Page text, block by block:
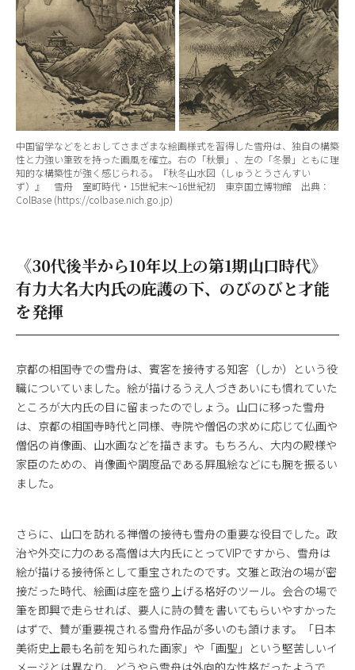
中国留学などをとおしてさまざまな絵画様式を習得した雪舟は、独自の構築
性と力強い筆致を持った画風を確立。右の「秋景」、左の「冬景」ともに理
知的な構築性が強く感じられる。『秋冬山水図（しゅうとうさんすい
ず）』 雪舟 室町時代・15世紀末～16世紀初 東京国立博物館 出典：
ColBase (https://colbase.nich.go.jp)
《30代後半から10年以上の第1期山口時代》
有力大名大内氏の庇護の下、のびのびと才能
を発揮
京都の相国寺での雪舟は、賓客を接待する知客（しか）という役
職についていました。絵が描けるうえ人づきあいにも慣れていた
ところが大内氏の目に留まったのでしょう。山口に移った雪舟
は、京都の相国寺時代と同様、寺院や僧侶の求めに応じて仏画や
僧侶の肖像画、山水画などを描きます。もちろん、大内の殿様や
家臣のための、肖像画や調度品である屛風絵などにも腕を振るい
ました。
さらに、山口を訪れる禅僧の接待も雪舟の重要な役目でした。政
治や外交に力のある高僧は大内氏にとってVIPですから、雪舟は
絵が描ける接待係として重宝されたのです。文雅と政治の場が密
接だった時代、絵画は座を盛り上げる格好のツール。会合の場で
筆を即興で走らせれば、要人に詩の賛を書いてもらいやすかった
はずで、賛が重要視される雪舟作品が多いのも頷けます。「日本
美術史上最も名前を知られた画家」や「画聖」という堅苦しいイ
メージとは異なり、どうやら雪舟は外向的な性格だったようで